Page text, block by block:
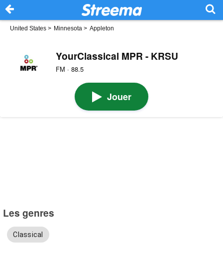
United States > Minnesota > Appleton
YourClassical MPR - KRSU
FM · 88.5
Jouer
Les genres
Classical